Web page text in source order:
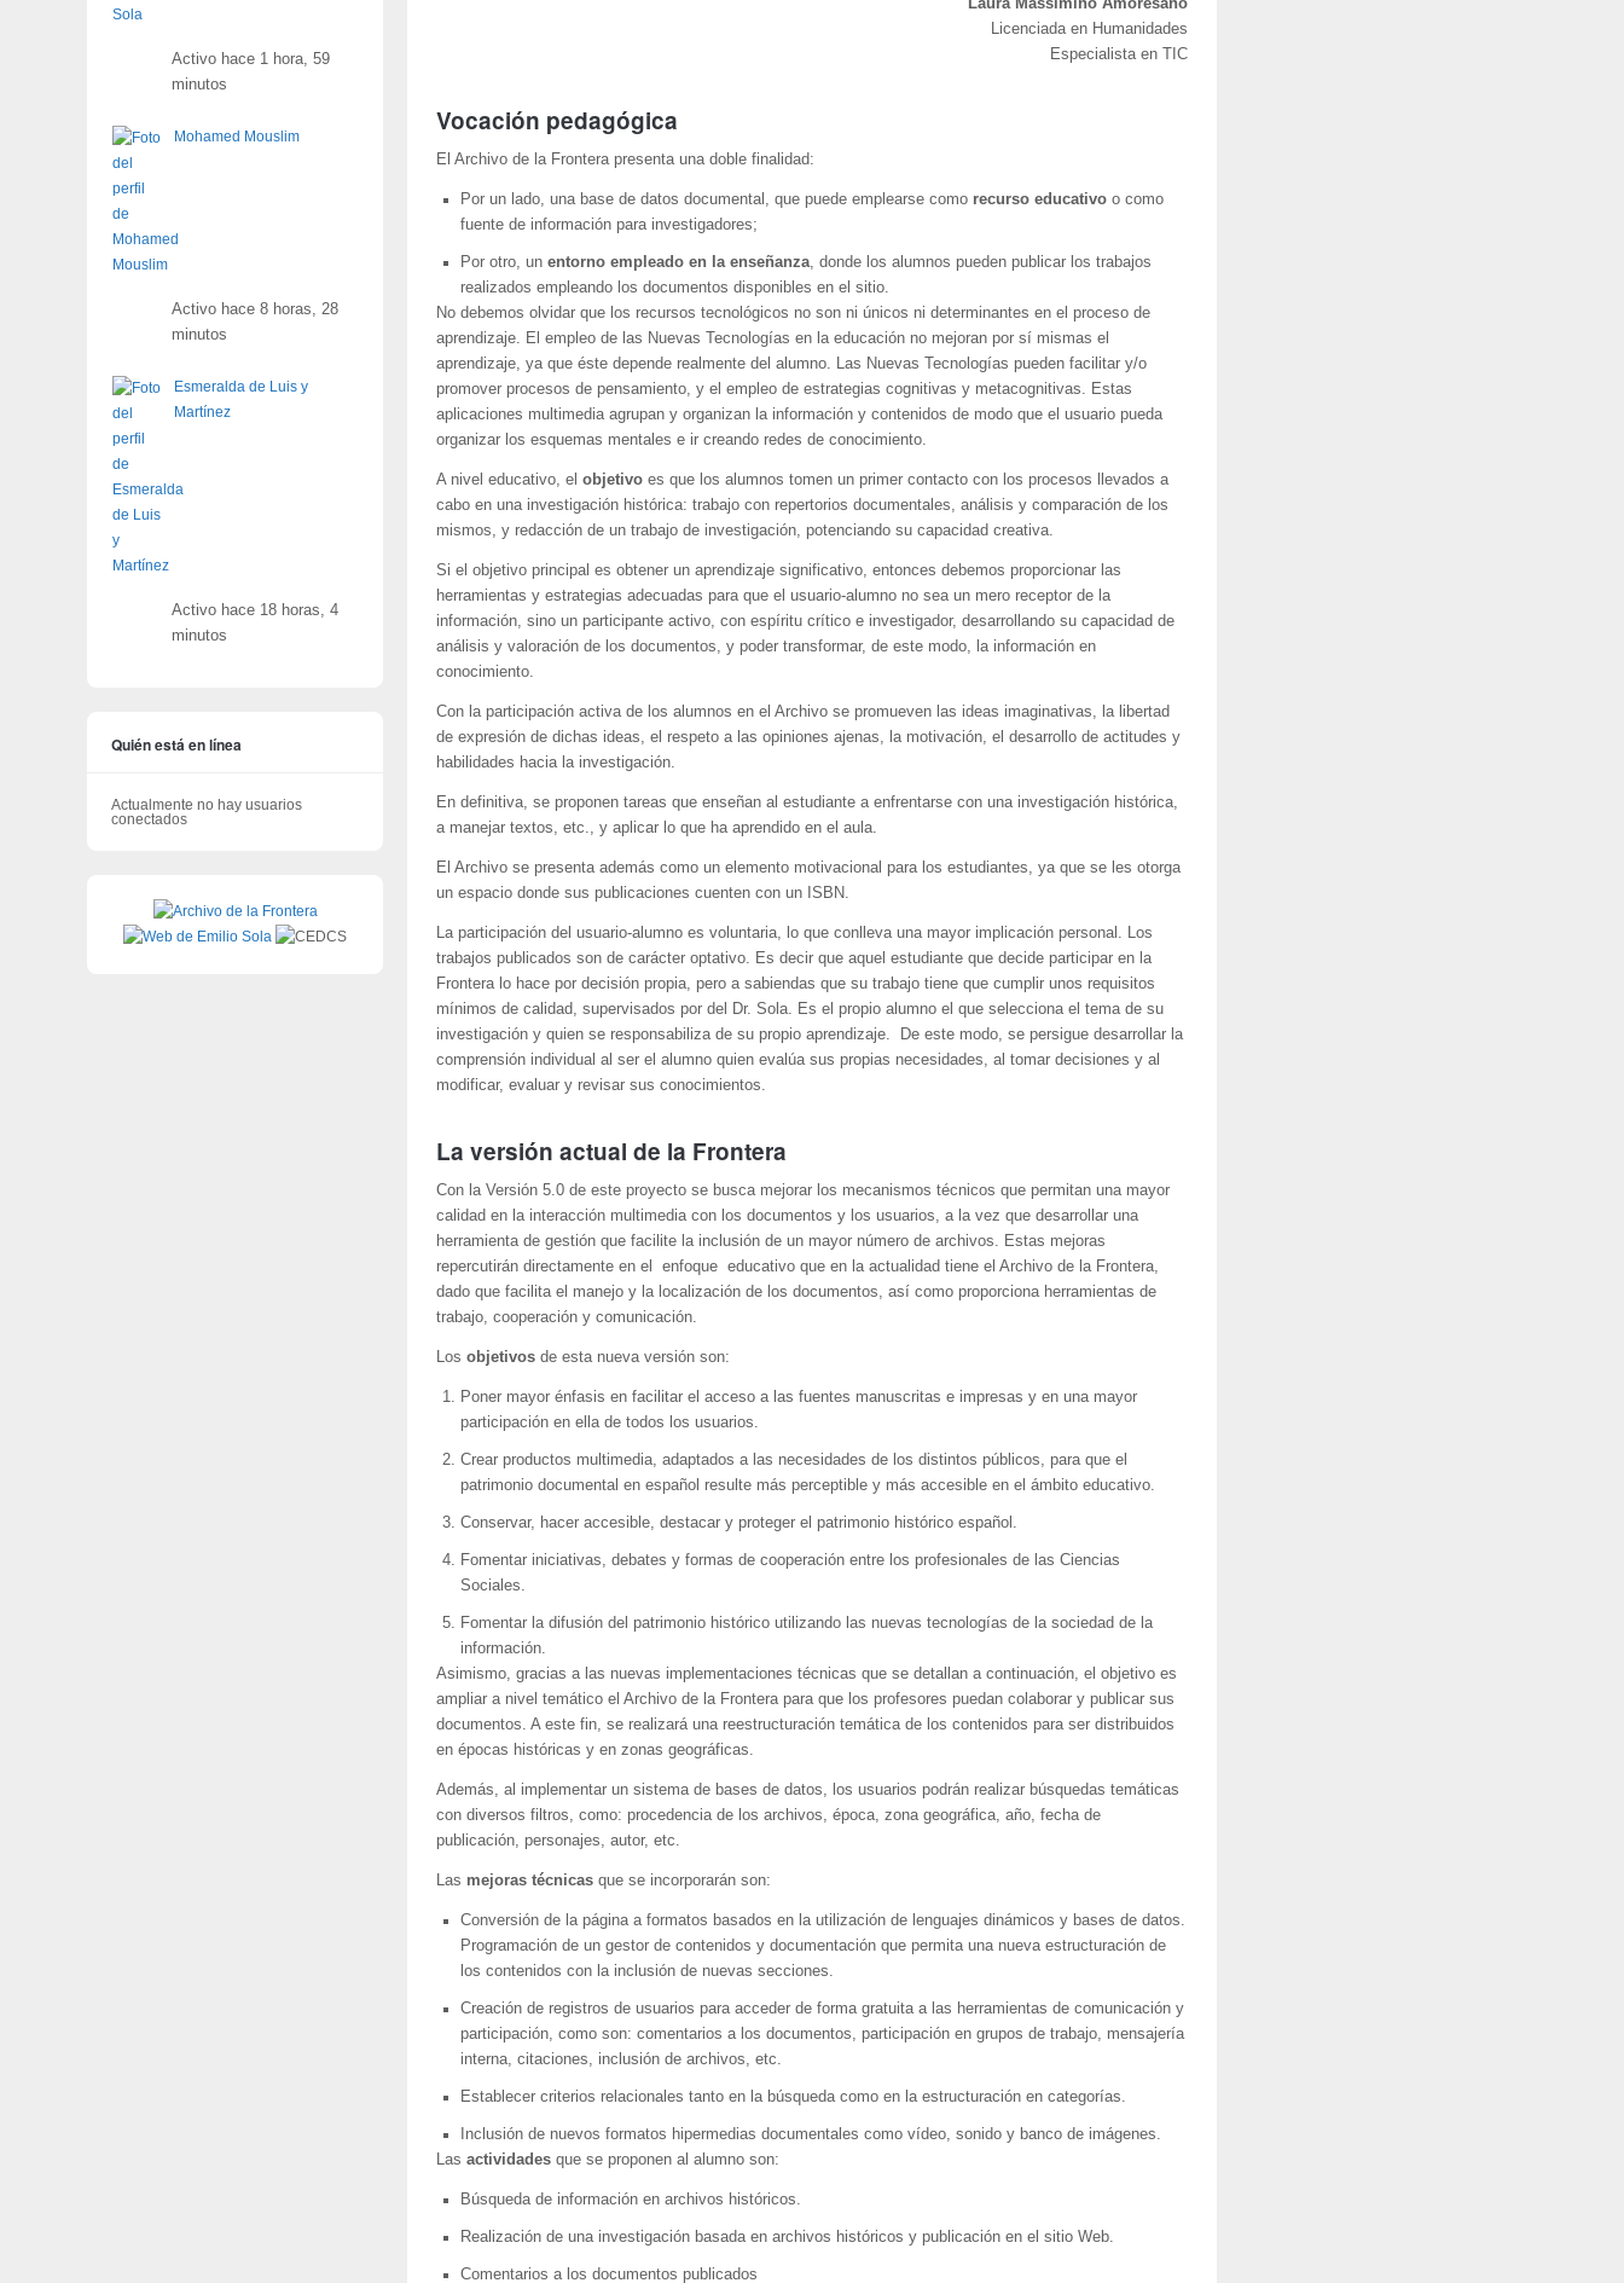
Licenciada en Humanidades
Especialista en TIC
Vocación pedagógica
El Archivo de la Frontera presenta una doble finalidad:
Por un lado, una base de datos documental, que puede emplearse como recurso educativo o como
fuente de información para investigadores;
Por otro, un entorno empleado en la enseñanza , donde los alumnos pueden publicar los trabajos
realizados empleando los documentos disponibles en el sitio.
No debemos olvidar que los recursos tecnológicos no son ni únicos ni determinantes en el proceso de
aprendizaje. El empleo de las Nuevas Tecnologías en la educación no mejoran por sí mismas el
aprendizaje, ya que éste depende realmente del alumno. Las Nuevas Tecnologías pueden facilitar y/o
promover procesos de pensamiento, y el empleo de estrategias cognitivas y metacognitivas. Estas
aplicaciones multimedia agrupan y organizan la información y contenidos de modo que el usuario pueda
organizar los esquemas mentales e ir creando redes de conocimiento.
A nivel educativo, el objetivo es que los alumnos tomen un primer contacto con los procesos llevados a
cabo en una investigación histórica: trabajo con repertorios documentales, análisis y comparación de los
mismos, y redacción de un trabajo de investigación, potenciando su capacidad creativa.
Si el objetivo principal es obtener un aprendizaje significativo, entonces debemos proporcionar las
herramientas y estrategias adecuadas para que el usuario-alumno no sea un mero receptor de la
información, sino un participante activo, con espíritu crítico e investigador, desarrollando su capacidad de
análisis y valoración de los documentos, y poder transformar, de este modo, la información en
conocimiento.
Con la participación activa de los alumnos en el Archivo se promueven las ideas imaginativas, la libertad
de expresión de dichas ideas, el respeto a las opiniones ajenas, la motivación, el desarrollo de actitudes y
habilidades hacia la investigación.
En definitiva, se proponen tareas que enseñan al estudiante a enfrentarse con una investigación histórica,
a manejar textos, etc., y aplicar lo que ha aprendido en el aula.
El Archivo se presenta además como un elemento motivacional para los estudiantes, ya que se les otorga
un espacio donde sus publicaciones cuenten con un ISBN.
La participación del usuario-alumno es voluntaria, lo que conlleva una mayor implicación personal. Los
trabajos publicados son de carácter optativo. Es decir que aquel estudiante que decide participar en la
Frontera lo hace por decisión propia, pero a sabiendas que su trabajo tiene que cumplir unos requisitos
mínimos de calidad, supervisados por del Dr. Sola. Es el propio alumno el que selecciona el tema de su
investigación y quien se responsabiliza de su propio aprendizaje. De este modo, se persigue desarrollar la
comprensión individual al ser el alumno quien evalúa sus propias necesidades, al tomar decisiones y al
modificar, evaluar y revisar sus conocimientos.
La versión actual de la Frontera
Con la Versión 5.0 de este proyecto se busca mejorar los mecanismos técnicos que permitan una mayor
calidad en la interacción multimedia con los documentos y los usuarios, a la vez que desarrollar una
herramienta de gestión que facilite la inclusión de un mayor número de archivos. Estas mejoras
repercutirán directamente en el enfoque educativo que en la actualidad tiene el Archivo de la Frontera,
dado que facilita el manejo y la localización de los documentos, así como proporciona herramientas de
trabajo, cooperación y comunicación.
Los objetivos de esta nueva versión son:
Poner mayor énfasis en facilitar el acceso a las fuentes manuscritas e impresas y en una mayor
participación en ella de todos los usuarios.
Crear productos multimedia, adaptados a las necesidades de los distintos públicos, para que el
patrimonio documental en español resulte más perceptible y más accesible en el ámbito educativo.
Conservar, hacer accesible, destacar y proteger el patrimonio histórico español.
Fomentar iniciativas, debates y formas de cooperación entre los profesionales de las Ciencias
Sociales.
Fomentar la difusión del patrimonio histórico utilizando las nuevas tecnologías de la sociedad de la
información.
Asimismo, gracias a las nuevas implementaciones técnicas que se detallan a continuación, el objetivo es
ampliar a nivel temático el Archivo de la Frontera para que los profesores puedan colaborar y publicar sus
documentos. A este fin, se realizará una reestructuración temática de los contenidos para ser distribuidos
en épocas históricas y en zonas geográficas.
Además, al implementar un sistema de bases de datos, los usuarios podrán realizar búsquedas temáticas
con diversos filtros, como: procedencia de los archivos, época, zona geográfica, año, fecha de
publicación, personajes, autor, etc.
Las mejoras técnicas que se incorporarán son:
Conversión de la página a formatos basados en la utilización de lenguajes dinámicos y bases de datos.
Programación de un gestor de contenidos y documentación que permita una nueva estructuración de
los contenidos con la inclusión de nuevas secciones.
Creación de registros de usuarios para acceder de forma gratuita a las herramientas de comunicación y
participación, como son: comentarios a los documentos, participación en grupos de trabajo, mensajería
interna, citaciones, inclusión de archivos, etc.
Establecer criterios relacionales tanto en la búsqueda como en la estructuración en categorías.
Inclusión de nuevos formatos hipermedias documentales como vídeo, sonido y banco de imágenes.
Las actividades que se proponen al alumno son:
Búsqueda de información en archivos históricos.
Realización de una investigación basada en archivos históricos y publicación en el sitio Web.
Comentarios a los documentos publicados
Activo hace 1 hora, 59
minutos
Mohamed Mouslim
Activo hace 8 horas, 28
minutos
Esmeralda de Luis y
Martínez
Activo hace 18 horas, 4
minutos
Quién está en línea
Actualmente no hay usuarios
conectados